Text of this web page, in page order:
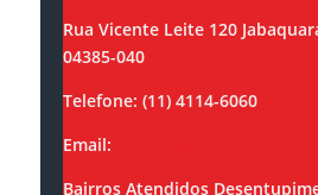
Rua Vicente Leite 120
04385-040
Telefone: (11) 4114-6060
Email:
Bairros Atendidos